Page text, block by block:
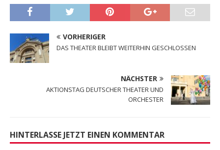
VORHERIGER
DAS THEATER BLEIBT WEITERHIN GESCHLOSSEN
NÄCHSTER
AKTIONSTAG DEUTSCHER THEATER UND
ORCHESTER
HINTERLASSE JETZT EINEN KOMMENTAR